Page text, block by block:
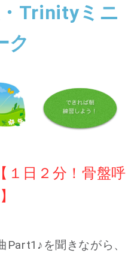
Trinityミニ
ク
【１日２分！骨盤呼
を聞きながら、